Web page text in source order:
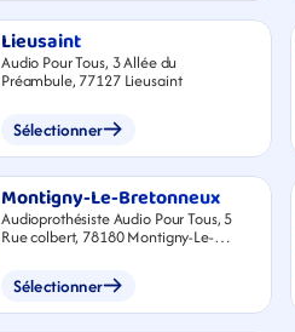
Lieusaint
Audio Pour Tous, 3 Allée du
Préambule, 77127 Lieusaint
Sélectionner
Montigny-Le-Bretonneux
Audioprothésiste Audio Pour Tous, 5
Rue colbert, 78180 Montigny-Le-
Sélectionner